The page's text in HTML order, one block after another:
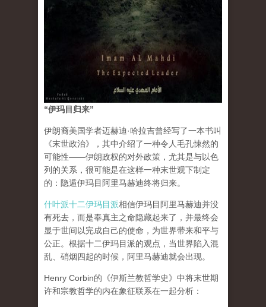
“伊玛目归来”
伊朗裔美国学者迈赫迪·哈拉吉曾经写了一本书叫
《末世政治》，其中介绍了一种令人毛孔悚然的
可能性——伊朗政权的对外政策，尤其是与以色
列的关系，很可能是在这样一种末世观下制定
的：隐遁伊玛目阿里马赫迪终将归来。
什叶派十二伊玛目派相信伊玛目阿里马赫迪并没
有死去，而是奉真主之命隐藏起来了，并最终会
显于世间以完成自己的使命，为世界带来和平与
公正。根据十二伊玛目派的观点，当世界陷入混
乱、硝烟四起的时候，阿里马赫迪就会出现。
Henry Corbin的《伊斯兰教哲学史》中将末世期
许和宗教哲学的内在象征联系在一起分析：